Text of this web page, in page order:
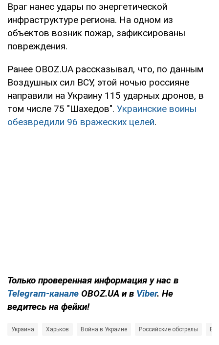
Враг нанес удары по энергетической
инфраструктуре региона. На одном из
объектов возник пожар, зафиксированы
повреждения.
Ранее OBOZ.UA рассказывал, что, по данным
Воздушных сил ВСУ, этой ночью россияне
направили на Украину 115 ударных дронов, в
том числе 75 "Шахедов". Украинские воины
обезвредили 96 вражеских целей.
Только проверенная информация у нас в
Telegram-канале OBOZ.UA и в Viber. Не
ведитесь на фейки!
Украина Харьков Война в Украине Российские обстрелы